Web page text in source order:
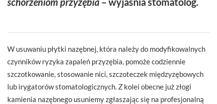
W usuwaniu płytki nazębnej, która należy do modyfikowalnych
czynników ryzyka zapaleń przyzębia, pomoże codziennie
szczotkowanie, stosowanie nici, szczoteczek międzyzębowych
lub irygatorów stomatologicznych. Z kolei obecne już złogi
kamienia nazębnego usuniemy zgłaszając się na profesjonalną